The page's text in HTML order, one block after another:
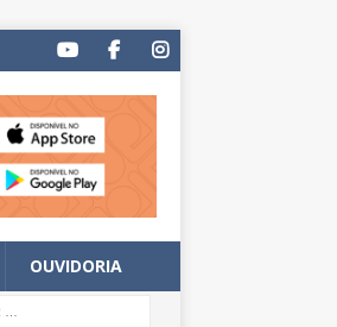
OUVIDORIA